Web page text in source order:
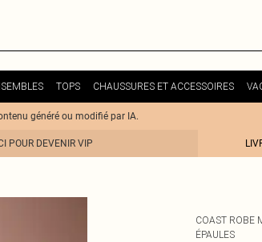
TOPS CHAUSSURES ET ACCESSOIRES
généré ou modifié par IA.
POUR DEVENIR VIP
COAST ROBE
ÉPAULES